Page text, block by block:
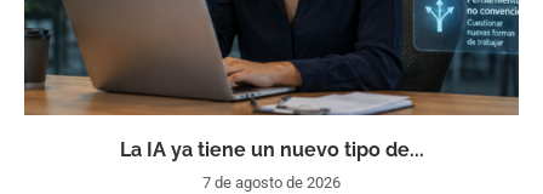
La IA ya tiene un nuevo tipo de...
7 de agosto de 2026